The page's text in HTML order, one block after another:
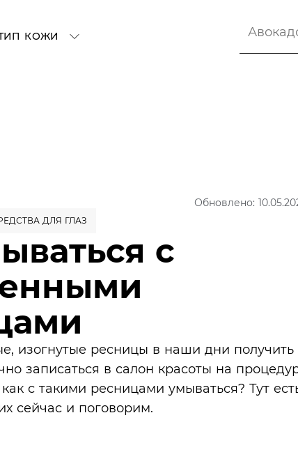
КОЖИ
Обновлено:
ДЛЯ ГЛАЗ
с
изогнутые ресницы в наши дни получить
записаться в салон красоты на
с такими ресницами умываться? Тут
сейчас и поговорим.